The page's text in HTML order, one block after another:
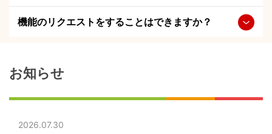
機能のリクエストをすることはできますか？
お知らせ
2026.07.30